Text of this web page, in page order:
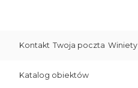
Kontakt Twoja poczta Winiety
Katalog obiektów